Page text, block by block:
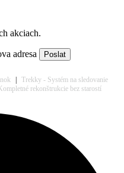
akciach.
adresa
Trekky - Systém na sledovanie
rekonštrukcie bez starostí